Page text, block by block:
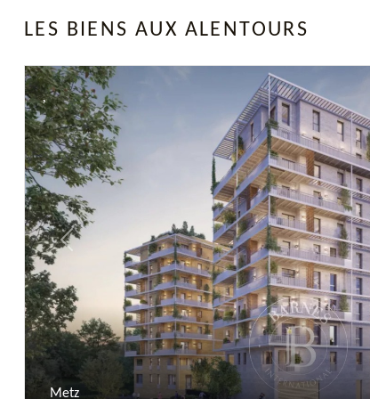
LES BIENS AUX ALENTOURS
Previous
Metz